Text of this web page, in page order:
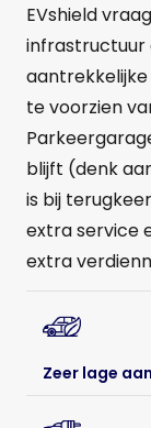
EVshield
infrastructuur
te voorzien
blijft (denk
is bij
extra service
extra
Zeer lage